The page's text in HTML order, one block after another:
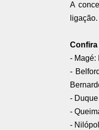
A
ligação.
Confira
- Magé:
-
-
-
-